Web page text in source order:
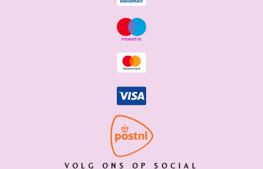
VOLG ONS OP SOCIAL